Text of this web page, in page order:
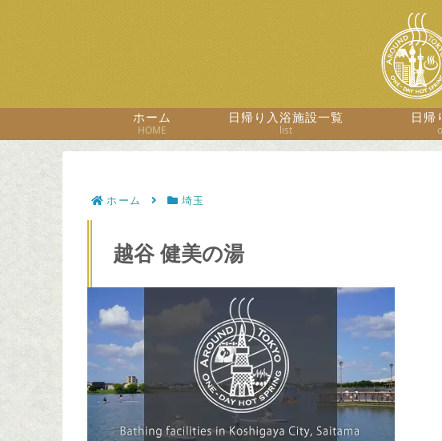
ホーム
HOME
日帰り入浴施設一覧
list
日帰
ホーム 埼玉
越谷 健美の湯